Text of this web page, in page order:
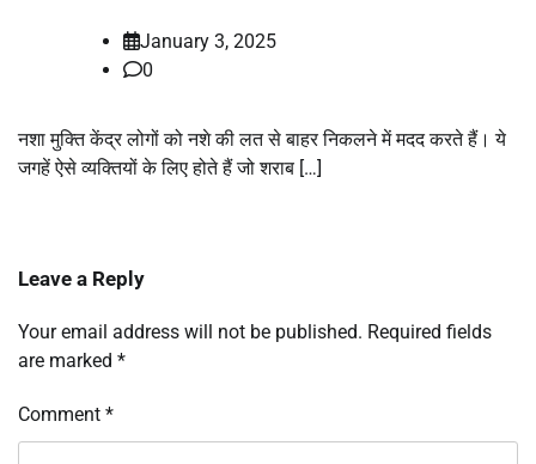
January 3, 2025
0
नशा मुक्ति केंद्र लोगों को नशे की लत से बाहर निकलने में मदद करते हैं। ये
जगहें ऐसे व्यक्तियों के लिए होते हैं जो शराब […]
Leave a Reply
Your email address will not be published. Required fields
are marked *
Comment *